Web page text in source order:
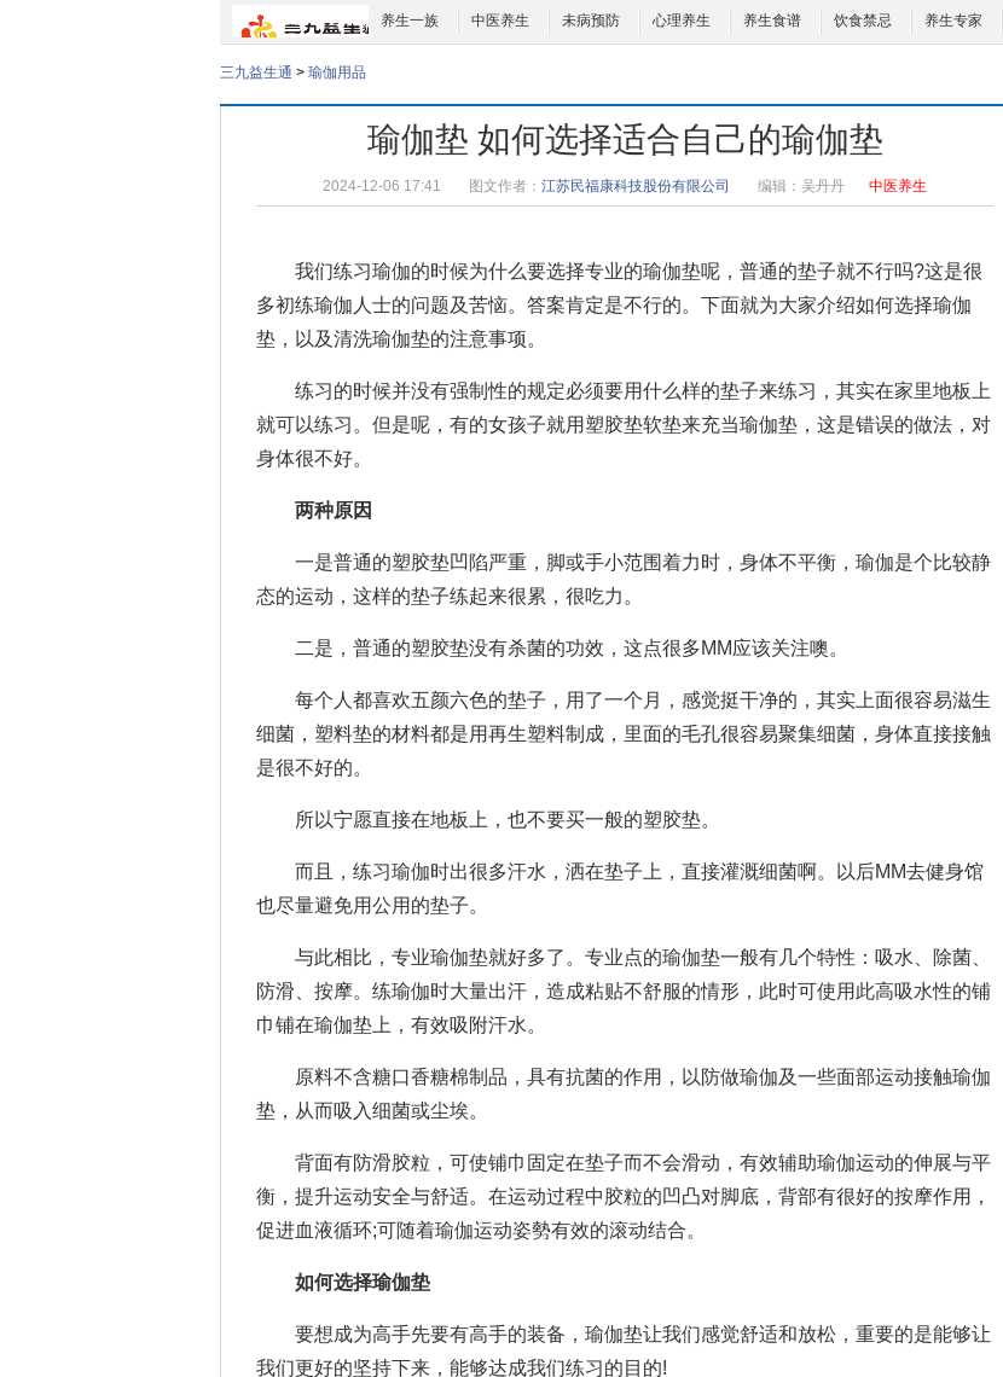
养生一族 中医养生 未病预防 心理养生 养生食谱 饮食禁忌 养生专家
三九益生通 > 瑜伽用品
瑜伽垫 如何选择适合自己的瑜伽垫
2024-12-06 17:41 图文作者： 江苏民福康科技股份有限公司 编辑： 吴丹丹 中医养生
我们练习瑜伽的时候为什么要选择专业的瑜伽垫呢，普通的垫子就不行吗?这是很
多初练瑜伽人士的问题及苦恼。答案肯定是不行的。下面就为大家介绍如何选择瑜伽
垫，以及清洗瑜伽垫的注意事项。
练习的时候并没有强制性的规定必须要用什么样的垫子来练习，其实在家里地板上
就可以练习。但是呢，有的女孩子就用塑胶垫软垫来充当瑜伽垫，这是错误的做法，对
身体很不好。
两种原因
一是普通的塑胶垫凹陷严重，脚或手小范围着力时，身体不平衡，瑜伽是个比较静
态的运动，这样的垫子练起来很累，很吃力。
二是，普通的塑胶垫没有杀菌的功效，这点很多MM应该关注噢。
每个人都喜欢五颜六色的垫子，用了一个月，感觉挺干净的，其实上面很容易滋生
细菌，塑料垫的材料都是用再生塑料制成，里面的毛孔很容易聚集细菌，身体直接接触
是很不好的。
所以宁愿直接在地板上，也不要买一般的塑胶垫。
而且，练习瑜伽时出很多汗水，洒在垫子上，直接灌溉细菌啊。以后MM去健身馆
也尽量避免用公用的垫子。
与此相比，专业瑜伽垫就好多了。专业点的瑜伽垫一般有几个特性：吸水、除菌、
防滑、按摩。练瑜伽时大量出汗，造成粘贴不舒服的情形，此时可使用此高吸水性的铺
巾铺在瑜伽垫上，有效吸附汗水。
原料不含糖口香糖棉制品，具有抗菌的作用，以防做瑜伽及一些面部运动接触瑜伽
垫，从而吸入细菌或尘埃。
背面有防滑胶粒，可使铺巾固定在垫子而不会滑动，有效辅助瑜伽运动的伸展与平
衡，提升运动安全与舒适。在运动过程中胶粒的凹凸对脚底，背部有很好的按摩作用，
促进血液循环;可随着瑜伽运动姿勢有效的滚动结合。
如何选择瑜伽垫
要想成为高手先要有高手的装备，瑜伽垫让我们感觉舒适和放松，重要的是能够让
我们更好的坚持下来，能够达成我们练习的目的!